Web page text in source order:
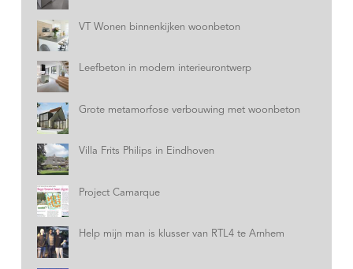
VT Wonen binnenkijken woonbeton
Leefbeton in modern interieurontwerp
Grote metamorfose verbouwing met woonbeton
Villa Frits Philips in Eindhoven
Project Camarque
Help mijn man is klusser van RTL4 te Arnhem